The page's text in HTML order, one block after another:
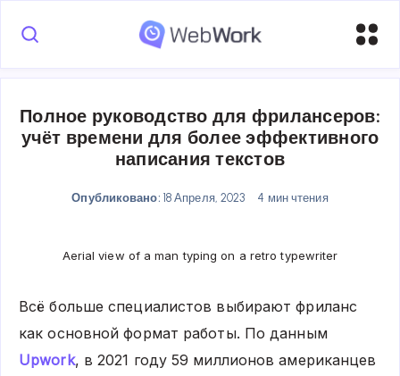
Полное руководство для фрилансеров:
учёт времени для более эффективного
написания текстов
Опубликовано: 18 Апреля, 2023 4 мин чтения
Aerial view of a man typing on a retro typewriter
Всё больше специалистов выбирают фриланс
как основной формат работы. По данным
Upwork, в 2021 году 59 миллионов американцев